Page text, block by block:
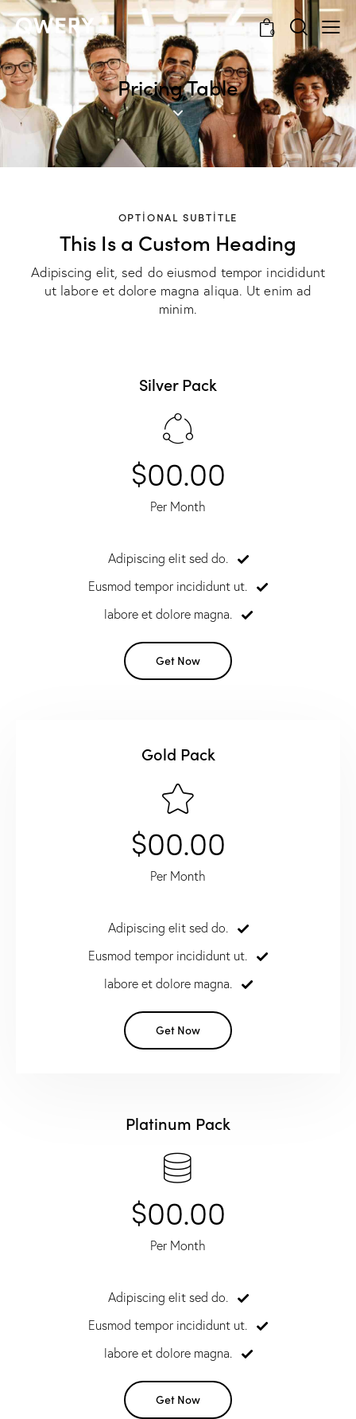
0
Pricing Table
OPTIONAL SUBTITLE
This Is a Custom Heading
Adipiscing elit, sed do eiusmod tempor incididunt
ut labore et dolore magna aliqua. Ut enim ad
minim.
Silver Pack
$00.00
Per Month
Adipiscing elit sed do.
Eusmod tempor incididunt ut.
labore et dolore magna.
Get Now
Gold Pack
$00.00
Per Month
Adipiscing elit sed do.
Eusmod tempor incididunt ut.
labore et dolore magna.
Get Now
Platinum Pack
$00.00
Per Month
Adipiscing elit sed do.
Eusmod tempor incididunt ut.
labore et dolore magna.
Get Now